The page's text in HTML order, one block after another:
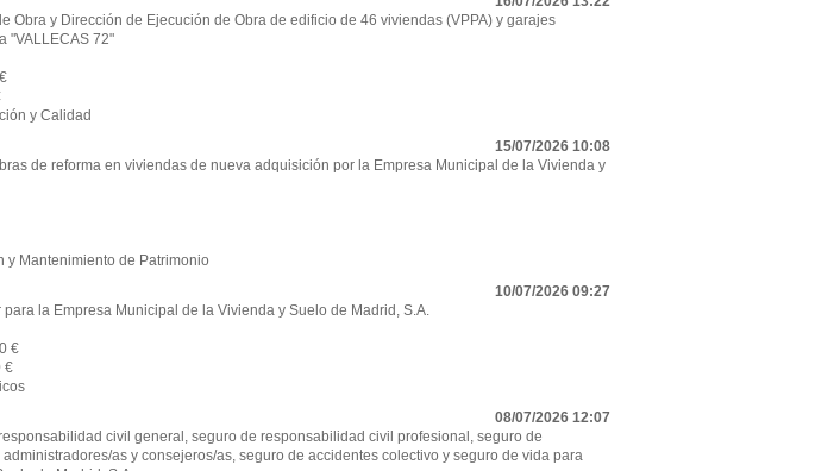
Obra y Dirección de Ejecución de Obra de edificio de 46 viviendas (VPPA) y garajes
"VALLECAS 72"
y Calidad
15/07/2026 10:08
de reforma en viviendas de nueva adquisición por la Empresa Municipal de la Vivienda y
y Mantenimiento de Patrimonio
10/07/2026 09:27
la Empresa Municipal de la Vivienda y Suelo de Madrid, S.A.
€
€
08/07/2026 12:07
civil general, seguro de responsabilidad civil profesional, seguro de
as y consejeros/as, seguro de accidentes colectivo y seguro de vida para